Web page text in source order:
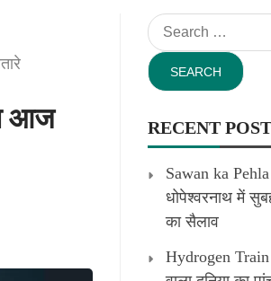
आज
Search
for:
RECENT
Sawan ka
धोपेश्वरनाथ में
का सैलाव
Hydrogen Train